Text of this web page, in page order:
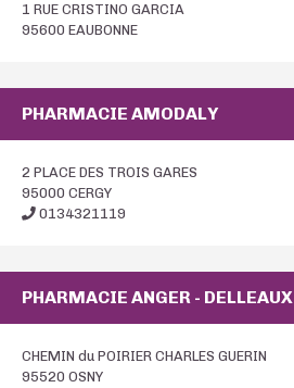
1 RUE CRISTINO GARCIA
95600 EAUBONNE
PHARMACIE AMODALY
2 PLACE DES TROIS GARES
95000 CERGY
0134321119
PHARMACIE ANGER - DELLEAUX
CHEMIN du POIRIER CHARLES GUERIN
95520 OSNY